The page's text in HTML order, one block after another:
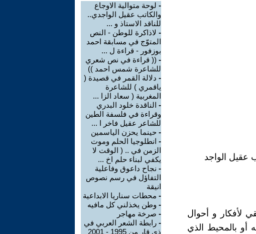
عقيل الواجد
لأفكار و أحوال
بالمحيط الذي
- لوحة متوالية الاوجاع
والكاتب عقيل الواجدي..
للناقد الاستاذ و ...
- لاذاكرة للوطن - النص
المتوّج في مسابقة احمد
بوزفور - قراءة ل ...
- (( قراءة في نص شعري
للشاعرة شمس احمد ))
- دلالة القمر في قصيدة (
ياقمري ) للشاعرة
المغربية ( سعاد الزا ...
- الناقدة خلود البدري
وقراءة في فلسفة الطين
للشاعر عقيل فاخر ا ...
- حينما يحزن الياسمين
- انطلوجيا الحلم وموت
الزمن في .. ( الوقت لا
يكفي لبناء حلم اخ ...
- نجاح داعوق وفاعلية
التفاؤل في رسم نصوص
انيقة
- محطات سناريا الابداعية
- وطن يخذلني كل مافيه
- صرخة مهاجر
- رابطة الشعر العربي في
ذي قار من 1995 - 2001